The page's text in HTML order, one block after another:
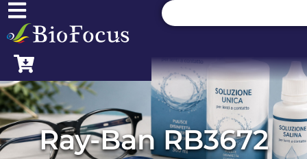
Ray-Ban RB3672